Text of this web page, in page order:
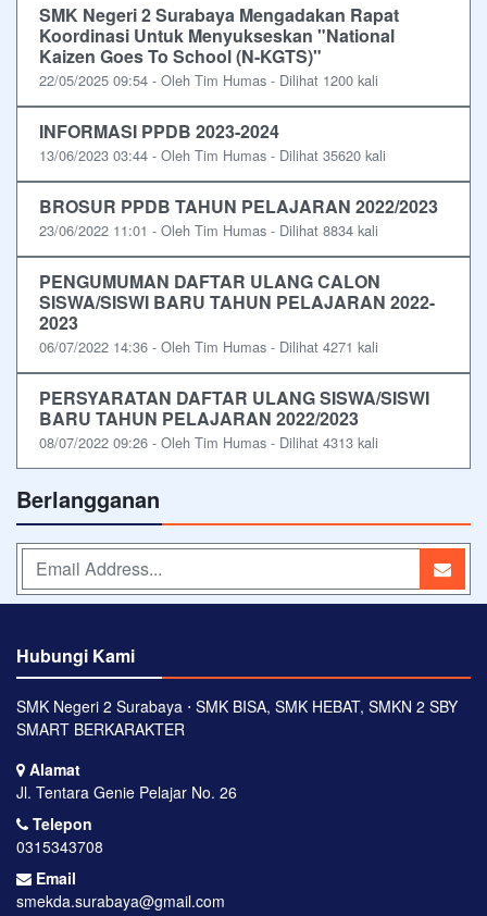
SMK Negeri 2 Surabaya Mengadakan Rapat
Koordinasi Untuk Menyukseskan "National
Kaizen Goes To School (N-KGTS)"
22/05/2025 09:54 - Oleh Tim Humas - Dilihat 1200 kali
INFORMASI PPDB 2023-2024
13/06/2023 03:44 - Oleh Tim Humas - Dilihat 35620 kali
BROSUR PPDB TAHUN PELAJARAN 2022/2023
23/06/2022 11:01 - Oleh Tim Humas - Dilihat 8834 kali
PENGUMUMAN DAFTAR ULANG CALON
SISWA/SISWI BARU TAHUN PELAJARAN 2022-
2023
06/07/2022 14:36 - Oleh Tim Humas - Dilihat 4271 kali
PERSYARATAN DAFTAR ULANG SISWA/SISWI
BARU TAHUN PELAJARAN 2022/2023
08/07/2022 09:26 - Oleh Tim Humas - Dilihat 4313 kali
Berlangganan
Hubungi Kami
SMK Negeri 2 Surabaya ⋅ SMK BISA, SMK HEBAT, SMKN 2 SBY
SMART BERKARAKTER
Alamat
Jl. Tentara Genie Pelajar No. 26
Telepon
0315343708
Email
smekda.surabaya@gmail.com